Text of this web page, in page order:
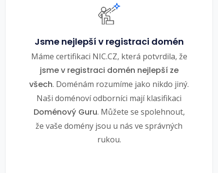
Jsme nejlepší v registraci domén
Máme certifikaci NIC.CZ, která potvrdila, že
jsme v registraci domén nejlepší ze
všech. Doménám rozumíme jako nikdo jiný.
Naši doménoví odborníci mají klasifikaci
Doménový Guru. Můžete se spolehnout,
že vaše domény jsou u nás ve správných
rukou.